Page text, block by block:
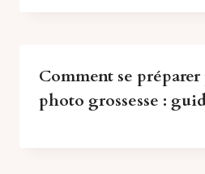
Comment se préparer
photo grossesse :